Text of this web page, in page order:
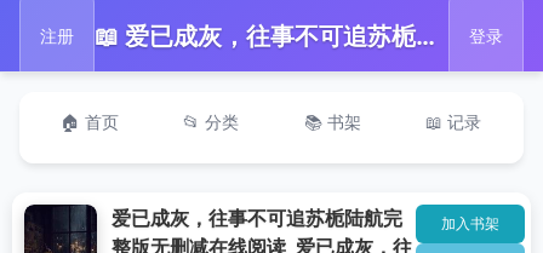
注册 📖 爱已成灰，往事不可追苏栀陆航完整版无删减在线阅读_爱已成灰，往事不可追苏栀陆航完结版全本小说在线阅读 登录
🏠 首页 📂 分类 📚 书架 📖 记录
爱已成灰，往事不可追苏栀陆航完
整版无删减在线阅读_爱已成灰，往
加入书架